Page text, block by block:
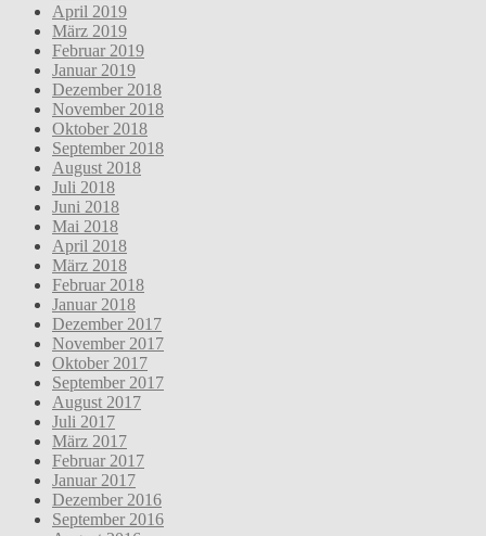
April 2019
März 2019
Februar 2019
Januar 2019
Dezember 2018
November 2018
Oktober 2018
September 2018
August 2018
Juli 2018
Juni 2018
Mai 2018
April 2018
März 2018
Februar 2018
Januar 2018
Dezember 2017
November 2017
Oktober 2017
September 2017
August 2017
Juli 2017
März 2017
Februar 2017
Januar 2017
Dezember 2016
September 2016